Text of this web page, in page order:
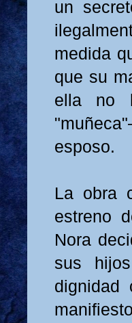
un
medida
que su
ella no
esposo.
La obra
estreno
Nora
sus
dignidad